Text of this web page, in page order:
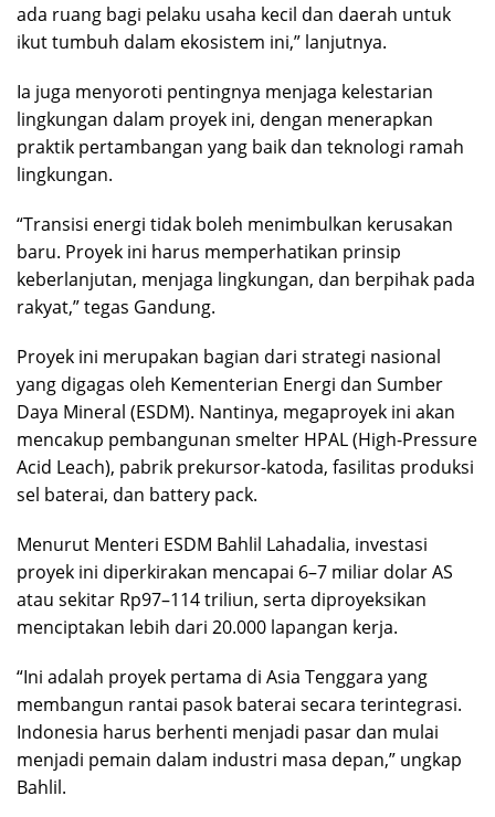
ada ruang bagi pelaku usaha kecil dan daerah untuk
ikut tumbuh dalam ekosistem ini,” lanjutnya.
Ia juga menyoroti pentingnya menjaga kelestarian
lingkungan dalam proyek ini, dengan menerapkan
praktik pertambangan yang baik dan teknologi ramah
lingkungan.
“Transisi energi tidak boleh menimbulkan kerusakan
baru. Proyek ini harus memperhatikan prinsip
keberlanjutan, menjaga lingkungan, dan berpihak pada
rakyat,” tegas Gandung.
Proyek ini merupakan bagian dari strategi nasional
yang digagas oleh Kementerian Energi dan Sumber
Daya Mineral (ESDM). Nantinya, megaproyek ini akan
mencakup pembangunan smelter HPAL (High-Pressure
Acid Leach), pabrik prekursor-katoda, fasilitas produksi
sel baterai, dan battery pack.
Menurut Menteri ESDM Bahlil Lahadalia, investasi
proyek ini diperkirakan mencapai 6–7 miliar dolar AS
atau sekitar Rp97–114 triliun, serta diproyeksikan
menciptakan lebih dari 20.000 lapangan kerja.
“Ini adalah proyek pertama di Asia Tenggara yang
membangun rantai pasok baterai secara terintegrasi.
Indonesia harus berhenti menjadi pasar dan mulai
menjadi pemain dalam industri masa depan,” ungkap
Bahlil.